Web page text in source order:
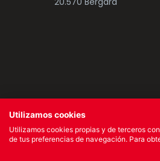
Utilizamos cookies
Utilizamos cookies propias y de terceros
de tus preferencias de navegación. Para